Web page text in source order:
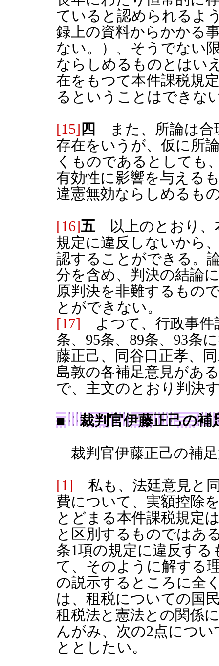
ていると認められるよ
録上の資料からかかる
ない。）、そうでない
ならしめるものとはい
在をもつて本件課税規
るということはできな
[15] 四
また、所論は合
存在をいうが、仮に所
くものであるとしても
有効性に影響を与える
違憲無効ならしめるも
[16]五 以上のとおり、
規定に違反しないから
認することができる。
分を含め、判決の結論
原判決を非難するもの
とができない。
[17] よつて、行政事件
条、95条、89条、93条
藤正己、同谷口正孝、
島敦の各補足意見があ
で、主文のとおり判決
■ 裁判官伊藤正己の補
裁判官伊藤正己の補
[1] 私も、法廷意見と
費について、実額控除
とどまる本件課税規定
と区別するものではあ
条1項の規定に違反す
て、そのように解する
の説示するところに全
は、租税についての国
租税法と憲法との関係
んがみ、次の2点につ
ととしたい。